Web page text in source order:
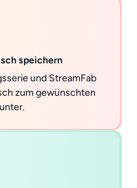
speichern
und StreamFab
zum gewünschten